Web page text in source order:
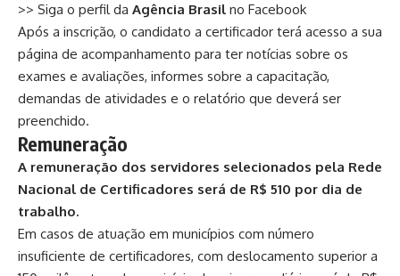
>> Siga o perfil da Agência Brasil no Facebook
Após a inscrição, o candidato a certificador terá acesso a sua
página de acompanhamento para ter notícias sobre os
exames e avaliações, informes sobre a capacitação,
demandas de atividades e o relatório que deverá ser
preenchido.
Remuneração
A remuneração dos servidores selecionados pela Rede
Nacional de Certificadores será de R$ 510 por dia de
trabalho.
Em casos de atuação em municípios com número
insuficiente de certificadores, com deslocamento superior a